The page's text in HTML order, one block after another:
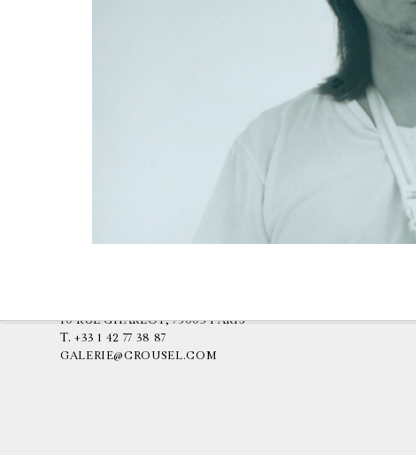
10 RUE CHARLOT, 75003 PARIS
T. +33 1 42 77 38 87
GALERIE@CROUSEL.COM